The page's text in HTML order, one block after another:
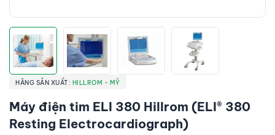
HÃNG SẢN XUẤT: HILLROM - MỸ
Máy điện tim ELI 380 Hillrom (ELI® 380
Resting Electrocardiograph)